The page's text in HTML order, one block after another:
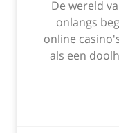
De wereld
onlangs
online
als een